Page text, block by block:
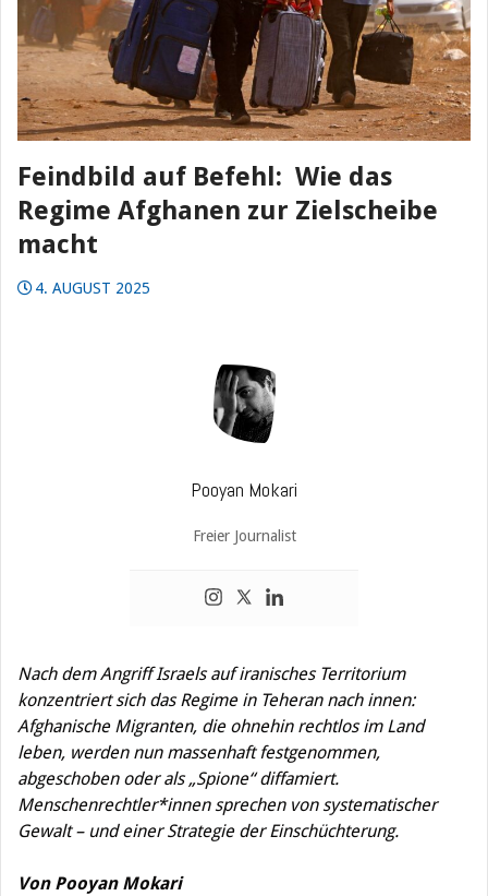
Feindbild auf Befehl: Wie das
Regime Afghanen zur Zielscheibe
macht
4. AUGUST 2025
Pooyan Mokari
Freier Journalist
Nach dem Angriff Israels auf iranisches Territorium
konzentriert sich das Regime in Teheran nach innen:
Afghanische Migranten, die ohnehin rechtlos im Land
leben, werden nun massenhaft festgenommen,
abgeschoben oder als „Spione“ diffamiert.
Menschenrechtler*innen sprechen von systematischer
Gewalt – und einer Strategie der Einschüchterung.
Von Pooyan Mokari